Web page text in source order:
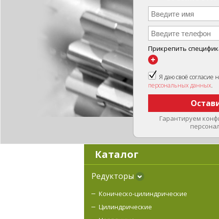
Имя
Телефон
*
Прикрепить
Я даю своё согласие
персональных данных.
Гарантируем
Каталог
Редукторы
Коническо-цилиндрические
Цилиндрические